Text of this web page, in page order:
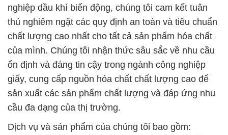
nghiệp dầu khí biến động, chúng tôi cam kết tuân
thủ nghiêm ngặt các quy định an toàn và tiêu chuẩn
chất lượng cao nhất cho tất cả sản phẩm hóa chất
của mình. Chúng tôi nhận thức sâu sắc về nhu cầu
ổn định và đáng tin cậy trong ngành công nghiệp
giấy, cung cấp nguồn hóa chất chất lượng cao để
sản xuất các sản phẩm chất lượng và đáp ứng nhu
cầu đa dạng của thị trường.
Dịch vụ và sản phẩm của chúng tôi bao gồm: